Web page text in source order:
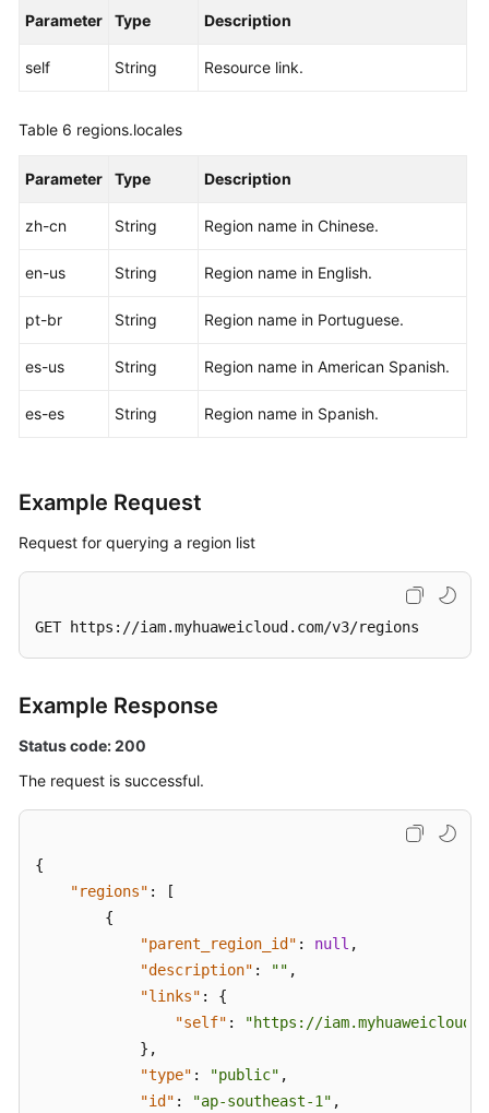
Parameter Type Description
self String Resource link.
Table 6 regions.locales
Parameter Type Description
zh-cn String Region name in Chinese.
en-us String Region name in English.
pt-br String Region name in Portuguese.
es-us String Region name in American Spanish.
es-es String Region name in Spanish.
Example Request
Request for querying a region list
GET https://iam.myhuaweicloud.com/v3/regions
Example Response
Status code: 200
The request is successful.
{
"regions" :
[
{
"parent_region_id" : null ,
"description" : "" ,
"links" :
{
"self" :
"https://
} ,
"type" : "public" ,
"id" : "ap-southeast-1" ,